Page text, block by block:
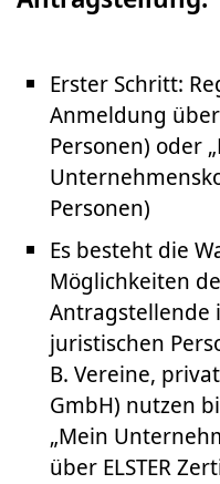
Erster Schritt:
Anmeldung
Personen) oder
Personen)
Es besteht die
Möglichkeiten
Antragstellende
juristischen
B. Vereine,
GmbH) nutzen
„Mein
über ELSTER